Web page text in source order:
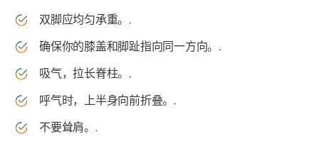
双脚应均匀承重。.
确保你的膝盖和脚趾指向同一方向。.
吸气，拉长脊柱。.
呼气时，上半身向前折叠。.
不要耸肩。.